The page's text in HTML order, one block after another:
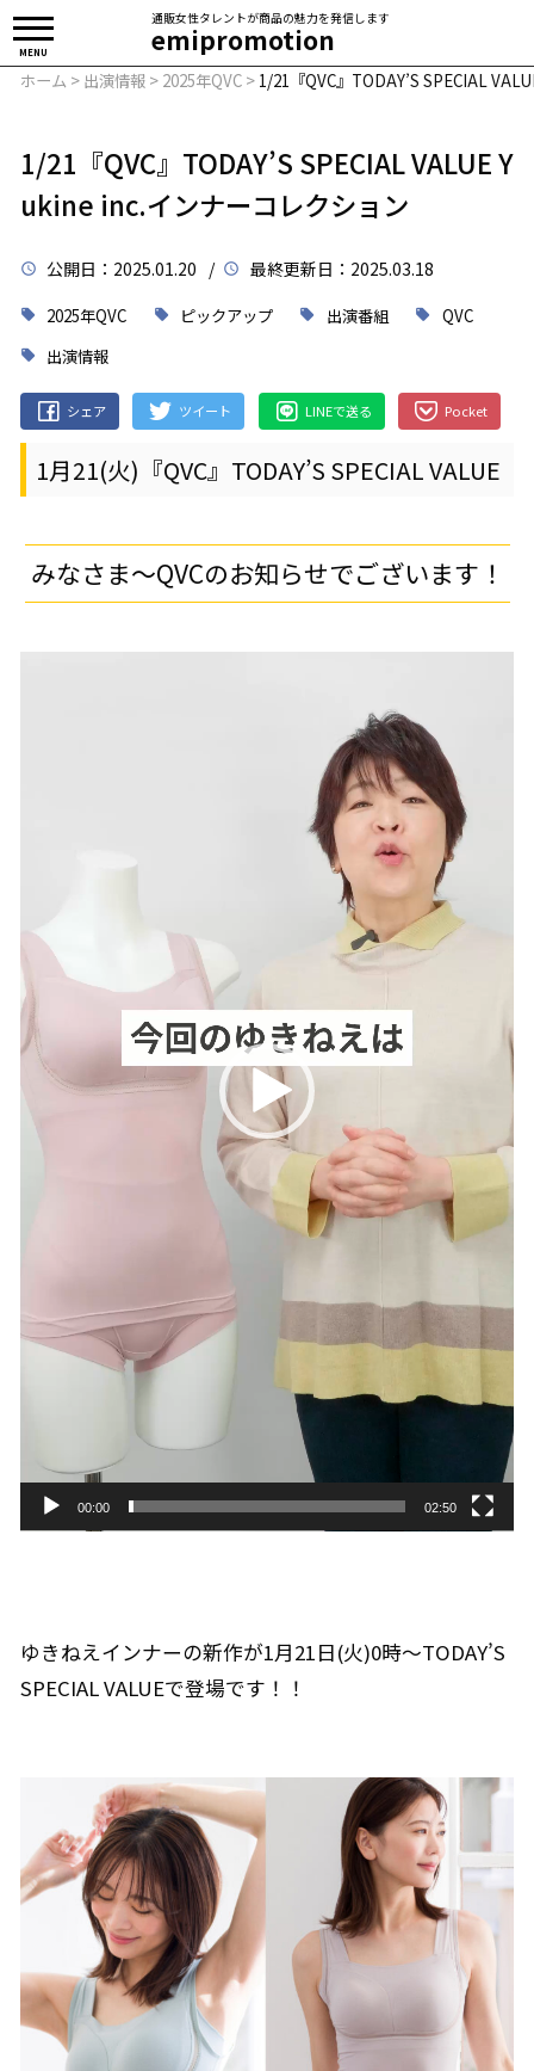
通販女性タレントが商品の魅力を発信します
emipromotion
MENU
ホーム > 出演情報> 2025年QVC> 1/21『QVC』TODAY’S SPECIAL
1/21『QVC』TODAY’S SPECIAL VALUE Y
ukine inc.インナーコレクション
公開日 ：2025.01.20 / 最終更新日 ：2025.03.18
2025年QVC ピックアップ 出演番組
QVC
出演情報
シェア ツイート LINEで送る Pocket
1月21(火) 『QVC』 TODAY’S SPECIAL VALUE
みなさま～QVCのお知らせでございます！
00:00 02:50
ゆきねえインナーの新作が1月21日(火)0時～TODAY’S
SPECIAL VALUEで登場です！！